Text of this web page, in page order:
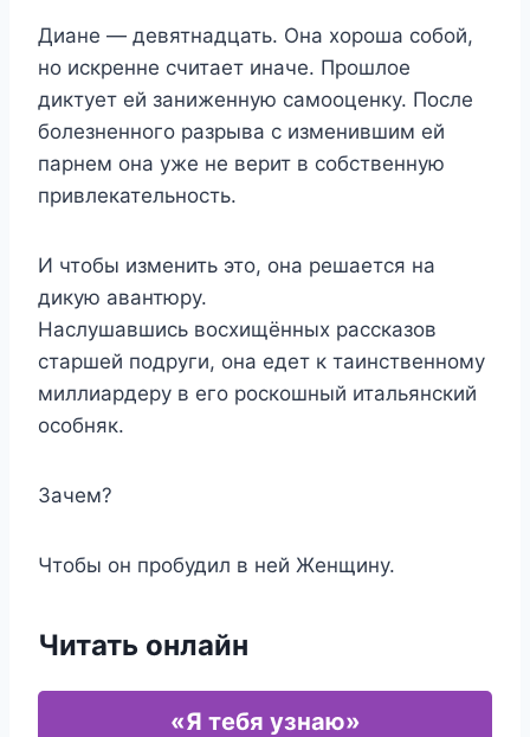
Диане — девятнадцать. Она хороша собой,
но искренне считает иначе. Прошлое
диктует ей заниженную самооценку. После
болезненного разрыва с изменившим ей
парнем она уже не верит в собственную
привлекательность.
И чтобы изменить это, она решается на
дикую авантюру.
Наслушавшись восхищённых рассказов
старшей подруги, она едет к таинственному
миллиардеру в его роскошный итальянский
особняк.
Зачем?
Чтобы он пробудил в ней Женщину.
Читать онлайн
«Я тебя узнаю»